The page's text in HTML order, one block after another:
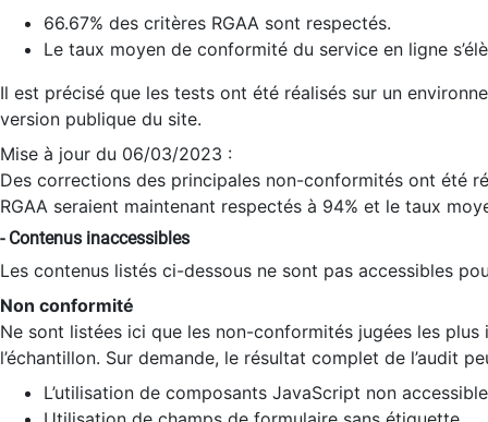
66.67% des critères RGAA sont respectés.
Le taux moyen de conformité du service en ligne
Il est précisé que les tests ont été réalisés sur un
version publique du site.
Mise à jour du 06/03/2023 :
Des corrections des principales non-conformités ont été
RGAA seraient maintenant respectés à 94% et le taux
- Contenus inaccessibles
Les contenus listés ci-dessous ne sont pas accessibles
Non conformité
Ne sont listées ici que les non-conformités jugées les
l’échantillon. Sur demande, le résultat complet de l’audit
L’utilisation de composants JavaScript non